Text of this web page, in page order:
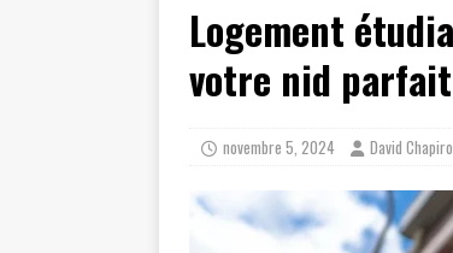
Logement
votre nid parfait
novembre 5, 2024 David